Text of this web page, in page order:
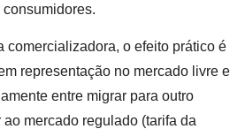
comercializadora, o efeito prático é
representação no mercado livre e
entre migrar para outro
mercado regulado (tarifa da